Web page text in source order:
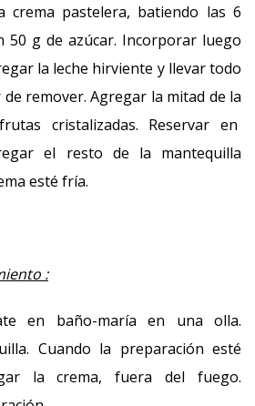
crema pastelera, batiendo las 6
50 g de azúcar. Incorporar luego
la leche hirviente y llevar todo
remover. Agregar la mitad de la
cristalizadas. Reservar en
el resto de la mantequilla
esté fría.
:
en baño-maría en una olla.
Cuando la preparación esté
la crema, fuera del fuego.